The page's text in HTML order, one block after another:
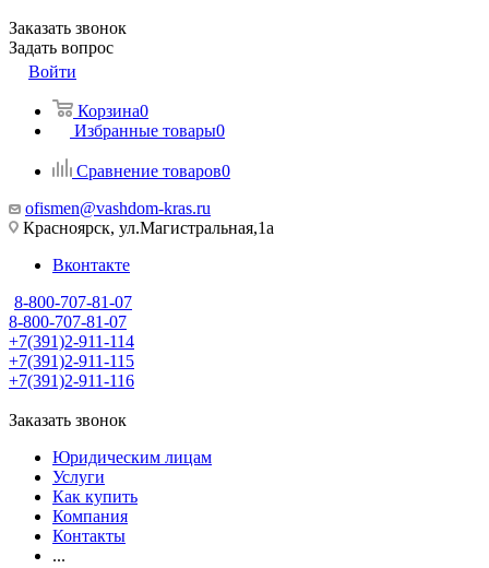
Заказать звонок
Задать вопрос
Войти
Корзина0
Избранные товары0
Сравнение товаров0
ofismen@vashdom-kras.ru
Красноярск, ул.Магистральная,1а
Вконтакте
8-800-707-81-07
8-800-707-81-07
+7(391)2-911-114
+7(391)2-911-115
+7(391)2-911-116
Заказать звонок
Юридическим лицам
Услуги
Как купить
Компания
Контакты
...